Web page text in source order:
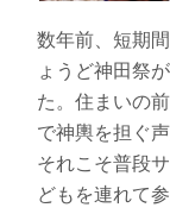
数年前、短期
ょうど神田祭
た。住まいの
で神輿を担ぐ
それこそ普段
どもを連れて